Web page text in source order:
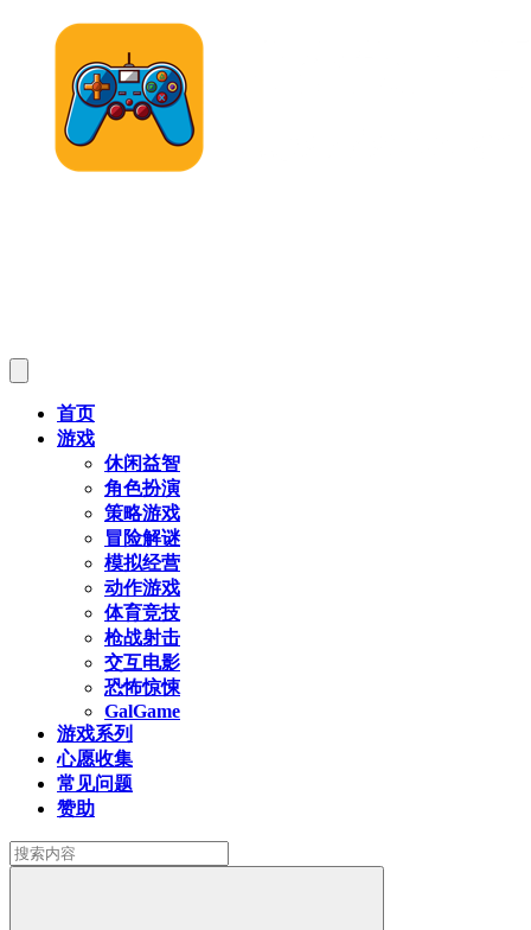
首页
游戏
休闲益智
角色扮演
策略游戏
冒险解谜
模拟经营
动作游戏
体育竞技
枪战射击
交互电影
恐怖惊悚
GalGame
游戏系列
心愿收集
常见问题
赞助